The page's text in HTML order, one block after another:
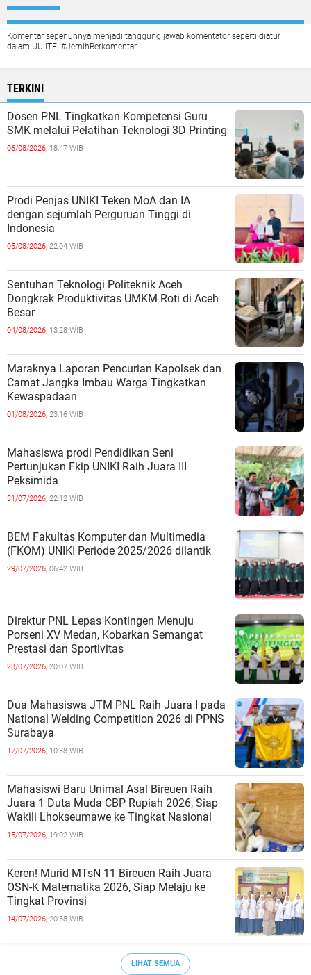
Komentar sepenuhnya menjadi tanggung jawab komentator seperti diatur
dalam UU ITE. #JernihBerkomentar
TERKINI
Dosen PNL Tingkatkan Kompetensi Guru
SMK melalui Pelatihan Teknologi 3D Printing
06/08/2026, 18:47 WIB
Prodi Penjas UNIKI Teken MoA dan IA
dengan sejumlah Perguruan Tinggi di
Indonesia
05/08/2026, 22:04 WIB
Sentuhan Teknologi Politeknik Aceh
Dongkrak Produktivitas UMKM Roti di Aceh
Besar
04/08/2026, 13:28 WIB
Maraknya Laporan Pencurian Kapolsek dan
Camat Jangka Imbau Warga Tingkatkan
Kewaspadaan
01/08/2026, 23:16 WIB
Mahasiswa prodi Pendidikan Seni
Pertunjukan Fkip UNIKI Raih Juara III
Peksimida
31/07/2026, 22:12 WIB
BEM Fakultas Komputer dan Multimedia
(FKOM) UNIKI Periode 2025/2026 dilantik
29/07/2026, 06:42 WIB
Direktur PNL Lepas Kontingen Menuju
Porseni XV Medan, Kobarkan Semangat
Prestasi dan Sportivitas
23/07/2026, 20:07 WIB
Dua Mahasiswa JTM PNL Raih Juara I pada
National Welding Competition 2026 di PPNS
Surabaya
17/07/2026, 10:38 WIB
Mahasiswi Baru Unimal Asal Bireuen Raih
Juara 1 Duta Muda CBP Rupiah 2026, Siap
Wakili Lhokseumawe ke Tingkat Nasional
15/07/2026, 19:02 WIB
Keren! Murid MTsN 11 Bireuen Raih Juara
OSN-K Matematika 2026, Siap Melaju ke
Tingkat Provinsi
14/07/2026, 20:38 WIB
LIHAT SEMUA